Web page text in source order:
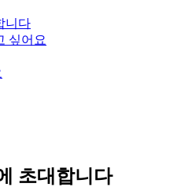
니다
싶어요
초대합니다